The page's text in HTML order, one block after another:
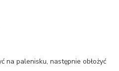
na palenisku, następnie obłożyć